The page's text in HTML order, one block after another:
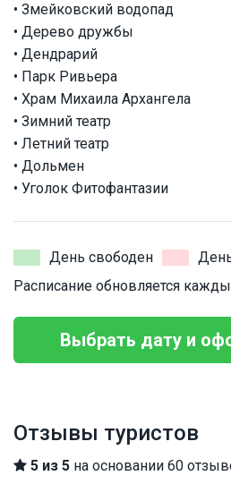
• Змейковский водопад
• Дерево дружбы
• Дендрарий
• Парк Ривьера
• Храм Михаила Архангела
• Зимний театр
• Летний театр
• Дольмен
• Уголок Фитофантазии
День свободен
Расписание обновляется
Выбрать дату и
Отзывы туристов
5 из 5 на основании 60